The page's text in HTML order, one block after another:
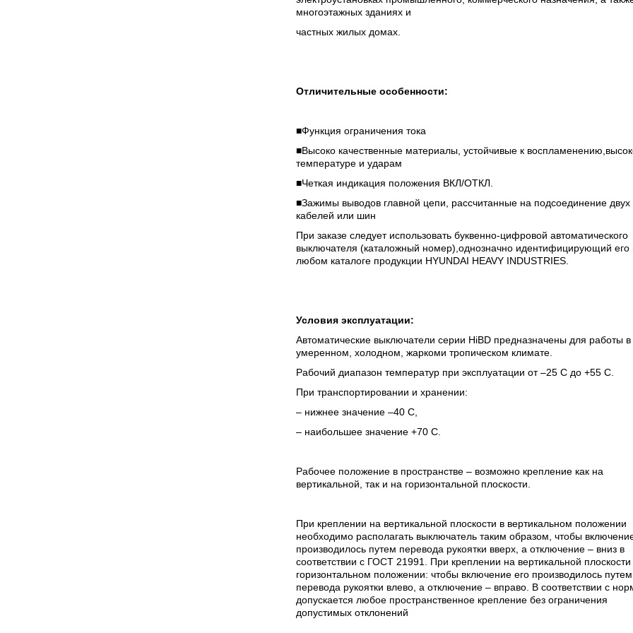
многоэтажных зданиях и
частных жилых домах.
Отличительные особенности:
■Функция ограничения тока
■Высоко качественные материалы, устойчивые к
температуре и ударам
■Четкая индикация положения ВКЛ/ОТКЛ.
■Зажимы выводов главной цепи, рассчитанные на подсоединение двух
кабелей или шин
При заказе следует использовать буквенно-цифровой автоматического
выключателя (каталожный номер),однозначно идентифицирующий его
любом каталоге продукции HYUNDAI HEAVY INDUSTRIES.
Условия эксплуатации:
Автоматические выключатели серии HiBD предназначены для работы в
умеренном, холодном, жаркоми тропическом климате.
Рабочий диапазон температур при эксплуатации от –25 С до +55 С.
При транспортировании и хранении:
– нижнее значение –40 С,
– наибольшее значение +70 С.
Рабочее положение в пространстве – возможно крепление как на
вертикальной, так и на горизонтальной плоскости.
При креплении на вертикальной плоскости в вертикальном положении
необходимо располагать выключатель таким образом, чтобы
производилось путем перевода рукоятки вверх, а отключение – вниз в
соответствии с ГОСТ 21991. При креплении на вертикальной плоскости
горизонтальном положении: чтобы включение его производилось путем
перевода рукоятки влево, а отключение – вправо. В соответствии с
допускается любое пространственное крепление без ограничения
допустимых отклонений